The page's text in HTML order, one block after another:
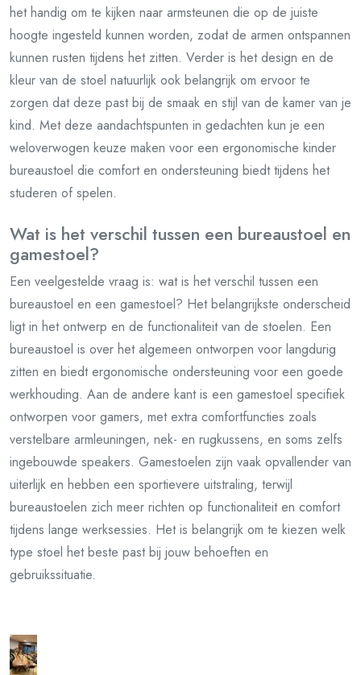
het handig om te kijken naar armsteunen die op de juiste
hoogte ingesteld kunnen worden, zodat de armen ontspannen
kunnen rusten tijdens het zitten. Verder is het design en de
kleur van de stoel natuurlijk ook belangrijk om ervoor te
zorgen dat deze past bij de smaak en stijl van de kamer van je
kind. Met deze aandachtspunten in gedachten kun je een
weloverwogen keuze maken voor een ergonomische kinder
bureaustoel die comfort en ondersteuning biedt tijdens het
studeren of spelen.
Wat is het verschil tussen een bureaustoel en
gamestoel?
Een veelgestelde vraag is: wat is het verschil tussen een
bureaustoel en een gamestoel? Het belangrijkste onderscheid
ligt in het ontwerp en de functionaliteit van de stoelen. Een
bureaustoel is over het algemeen ontworpen voor langdurig
zitten en biedt ergonomische ondersteuning voor een goede
werkhouding. Aan de andere kant is een gamestoel specifiek
ontworpen voor gamers, met extra comfortfuncties zoals
verstelbare armleuningen, nek- en rugkussens, en soms zelfs
ingebouwde speakers. Gamestoelen zijn vaak opvallender van
uiterlijk en hebben een sportievere uitstraling, terwijl
bureaustoelen zich meer richten op functionaliteit en comfort
tijdens lange werksessies. Het is belangrijk om te kiezen welk
type stoel het beste past bij jouw behoeften en
gebruikssituatie.